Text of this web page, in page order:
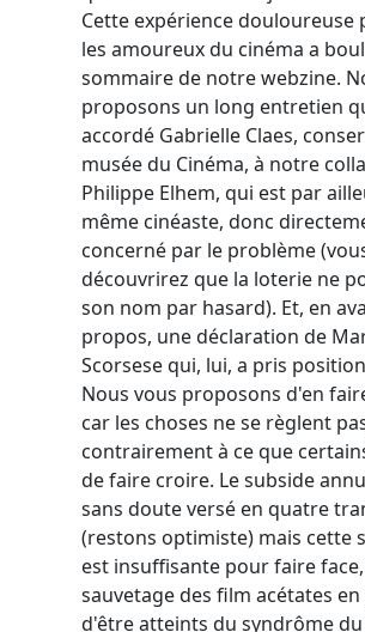
Cette expérience douloureuse
les amoureux du cinéma a
sommaire de notre webzine.
proposons un long entretien
accordé Gabrielle Claes,
musée du Cinéma, à notre
Philippe Elhem, qui est par
même cinéaste, donc
concerné par le problème
découvrirez que la loterie ne
son nom par hasard). Et, en
propos, une déclaration de
Scorsese qui, lui, a pris
Nous vous proposons d'en
car les choses ne se règlent
contrairement à ce que
de faire croire. Le subside
sans doute versé en quatre
(restons optimiste) mais cette
est insuffisante pour faire
sauvetage des film acétates en
d'être atteints du syndrôme